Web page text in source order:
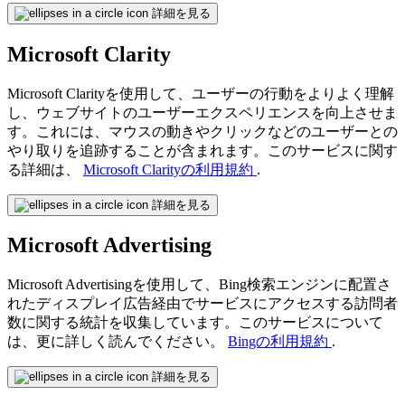
詳細を見る
Microsoft Clarity
Microsoft Clarityを使用して、ユーザーの行動をよりよく理解
し、ウェブサイトのユーザーエクスペリエンスを向上させま
す。これには、マウスの動きやクリックなどのユーザーとの
やり取りを追跡することが含まれます。このサービスに関す
る詳細は、 Microsoft Clarityの利用規約 .
詳細を見る
Microsoft Advertising
Microsoft Advertisingを使用して、Bing検索エンジンに配置さ
れたディスプレイ広告経由でサービスにアクセスする訪問者
数に関する統計を収集しています。このサービスについて
は、更に詳しく読んでください。 Bingの利用規約 .
詳細を見る